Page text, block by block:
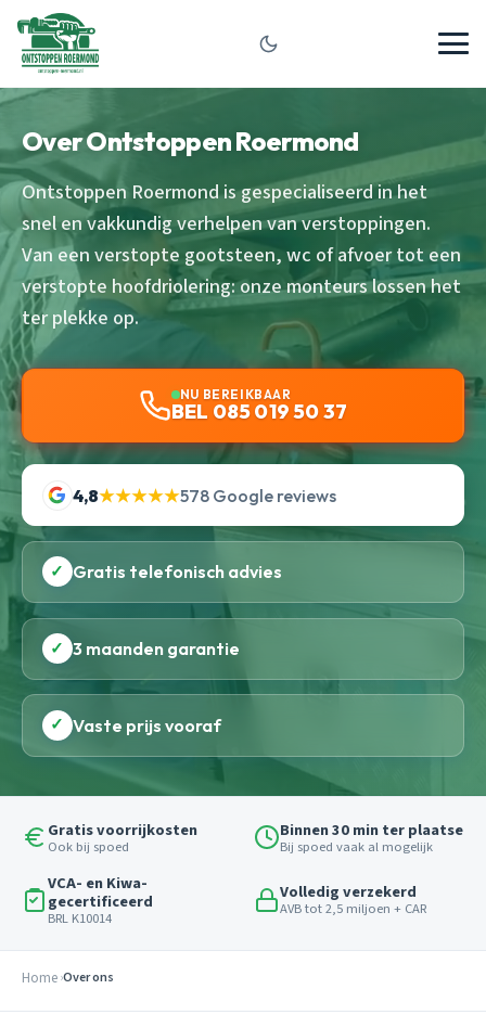
Over Ontstoppen Roermond
Ontstoppen Roermond is gespecialiseerd in het
snel en vakkundig verhelpen van verstoppingen.
Van een verstopte gootsteen, wc of afvoer tot een
verstopte hoofdriolering: onze monteurs lossen het
ter plekke op.
NU BEREIKBAAR
BEL 085 019 50 37
4,8★★★★★578 Google reviews
✓ Gratis telefonisch advies
✓ 3 maanden garantie
✓ Vaste prijs vooraf
Gratis voorrijkosten
Ook bij spoed
Binnen 30 min ter plaatse
Bij spoed vaak al mogelijk
VCA- en Kiwa-
gecertificeerd
BRL K10014
Volledig verzekerd
AVB tot 2,5 miljoen + CAR
Home Over ons